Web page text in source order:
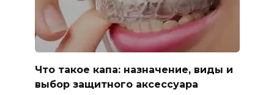
Что такое капа: назначение, виды и
выбор защитного аксессуара